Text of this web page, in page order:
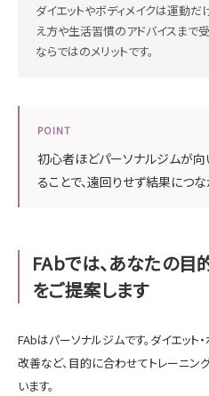
ダイエットやボディメイクは運動
え方や生活習慣のアドバイスまで
ならではのメリットです。
POINT
初心者ほどパーソナルジムが向
ることで、遠回りせず結果につな
FAbでは、あなたの目
をご提案します
FAbはパーソナルジムです。ダイエット
改善など、目的に合わせてトレーニン
います。